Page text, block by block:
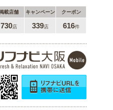
載店舗 キャンペーン クーポン
730店 339店 616件
30代40代50代のミセスが日常を忘
、限られた時間の中で、時にプロ
ェッショナルに、時に恋人らしく
人セラピストの魅力を存分に発揮
ます。